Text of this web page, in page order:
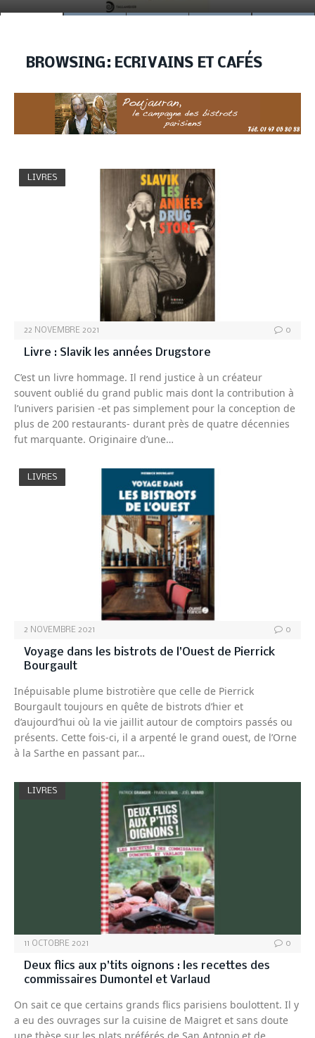
BROWSING: ECRIVAINS ET CAFÉS
LIVRES
22 NOVEMBRE 2021 0
Livre : Slavik les années Drugstore
C’est un livre hommage. Il rend justice à un créateur
souvent oublié du grand public mais dont la contribution à
l’univers parisien -et pas simplement pour la conception de
plus de 200 restaurants- durant près de quatre décennies
fut marquante. Originaire d’une…
LIVRES
2 NOVEMBRE 2021 0
Voyage dans les bistrots de l’Ouest de Pierrick
Bourgault
Inépuisable plume bistrotière que celle de Pierrick
Bourgault toujours en quête de bistrots d’hier et
d’aujourd’hui où la vie jaillit autour de comptoirs passés ou
présents. Cette fois-ci, il a arpenté le grand ouest, de l’Orne
à la Sarthe en passant par…
LIVRES
11 OCTOBRE 2021 0
Deux flics aux p’tits oignons : les recettes des
commissaires Dumontel et Varlaud
On sait ce que certains grands flics parisiens boulottent. Il y
a eu des ouvrages sur la cuisine de Maigret et sans doute
une thèse sur les plats préférés de San Antonio et de